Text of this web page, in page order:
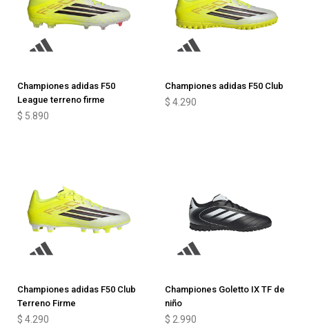
Championes adidas F50
League terreno firme
$ 5.890
Championes adidas F50 Club
$ 4.290
Championes adidas F50 Club
Terreno Firme
$ 4.290
Championes Goletto IX TF de
niño
$ 2.990